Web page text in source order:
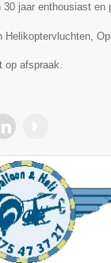
30 jaar enthousiast
Helikoptervluchten,
op afspraak.